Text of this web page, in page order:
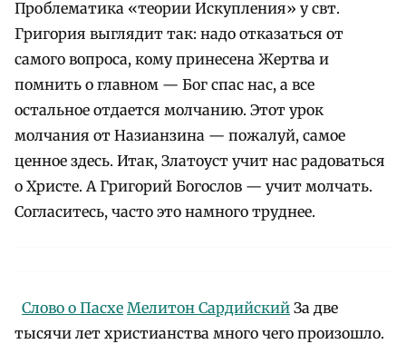
Проблематика «теории Искупления» у свт.
Григория выглядит так: надо отказаться от
самого вопроса, кому принесена Жертва и
помнить о главном — Бог спас нас, а все
остальное отдается молчанию. Этот урок
молчания от Назианзина — пожалуй, самое
ценное здесь. Итак, Златоуст учит нас радоваться
о Христе. А Григорий Богослов — учит молчать.
Согласитесь, часто это намного труднее.
Слово о Пасхе Мелитон Сардийский За две
тысячи лет христианства много чего произошло.